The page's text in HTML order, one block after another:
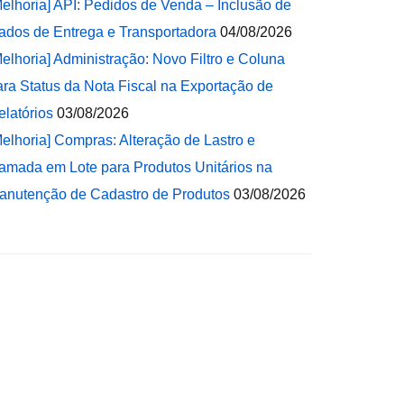
API: Pedidos de Venda – Inclusão de
de Entrega e Transportadora 04/08/2026
Administração: Novo Filtro e Coluna
Status da Nota Fiscal na Exportação de
03/08/2026
Compras: Alteração de Lastro e
em Lote para Produtos Unitários na
de Cadastro de Produtos 03/08/2026